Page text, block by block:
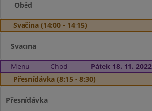
Oběd
Svačina (14:00 - 14:15)
Svačina
Menu Chod
Pátek 18. 11. 2022
Přesnídávka (8:15 - 8:30)
Přesnídávka